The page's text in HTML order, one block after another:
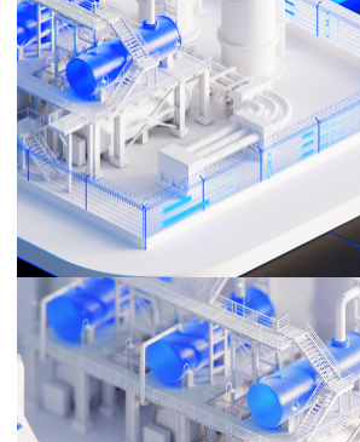
Оживите свои идеи вместе с нами
Получить бриф
Студия моушн дизайна и 3D визуализации
+7 831 423 29 42
contact25motion@yandex.ru